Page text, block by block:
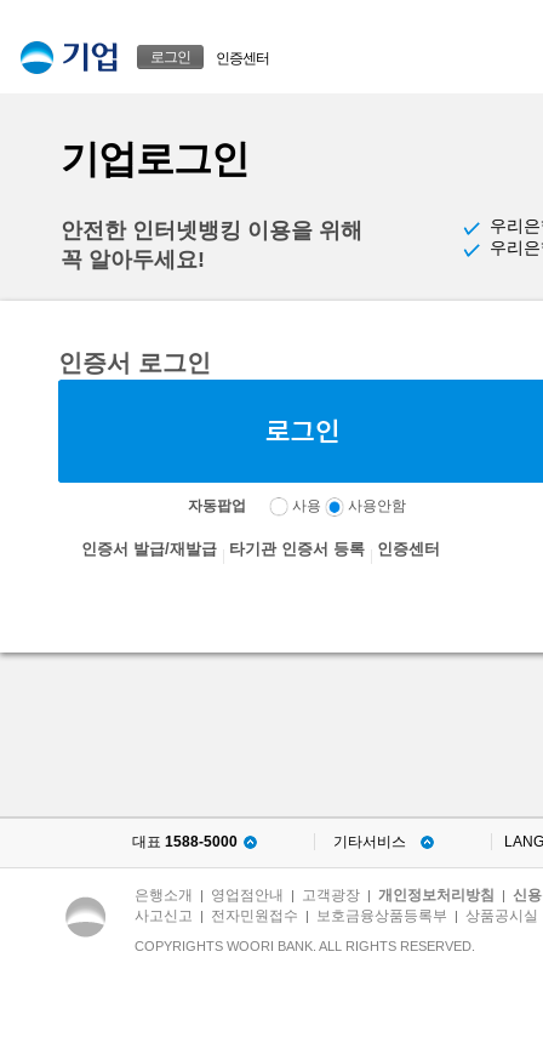
로그인 인증센터
기업로그인
안전한 인터넷뱅킹 이용을 위해
꼭 알아두세요!
우리
우리
인증서 로그인
자동팝업 사용 사용안함
인증서 발급/재발급 타기관 인증서 등록 인증센터
대표 1588-5000 기타서비스
은행소개 | 영업점안내 | 고객광장 | 개인정보처리방침 | 신
사고신고 | 전자민원접수 | 보호금융상품등록부 | 상품공시실
COPYRIGHTS WOORI BANK. ALL RIGHTS RESERVED.